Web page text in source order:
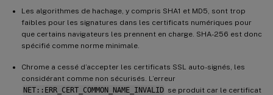
Les algorithmes de hachage, y compris SHA1 et MD5, sont trop
faibles pour les signatures dans les certificats numériques pour
que certains navigateurs les prennent en charge. SHA-256 est donc
spécifié comme norme minimale.
Chrome a cessé d’accepter les certificats SSL auto-signés, les
considérant comme non sécurisés. L’erreur
NET::ERR_CERT_COMMON_NAME_INVALID se produit car le certificat